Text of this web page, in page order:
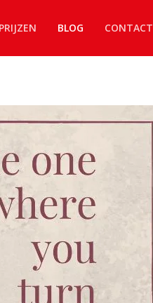
PRIJZEN BLOG CONTACT